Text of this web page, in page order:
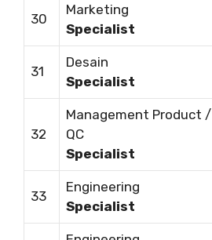
30
Marketing
Specialist
31
Desain
Specialist
32
Management Product /
QC
Specialist
33
Engineering
Specialist